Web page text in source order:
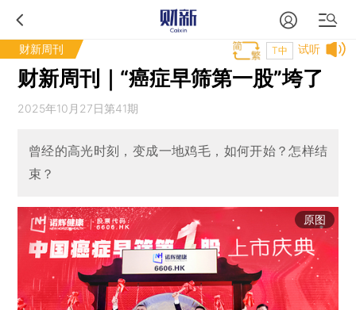
财新周刊 试听
T中
财新周刊｜“癌症早筛第一股”垮了
2025年10月27日第41期
曾经的高光时刻，变成一地鸡毛，如何开始？怎样结
束？
原图